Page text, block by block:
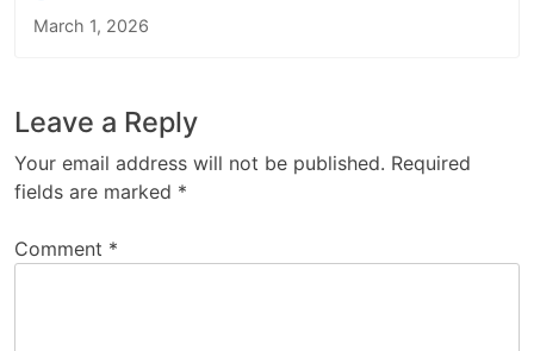
March 1, 2026
Leave a Reply
Your email address will not be published. Required
fields are marked *
Comment *